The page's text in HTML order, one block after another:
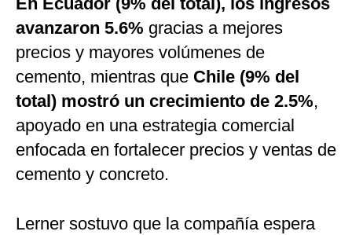
avanzaron 5.6% gracias a mejores
precios y mayores volúmenes de
cemento, mientras que Chile (9% del
total) mostró un crecimiento de 2.5%,
apoyado en una estrategia comercial
enfocada en fortalecer precios y ventas de
cemento y concreto.
Lerner sostuvo que la compañía espera